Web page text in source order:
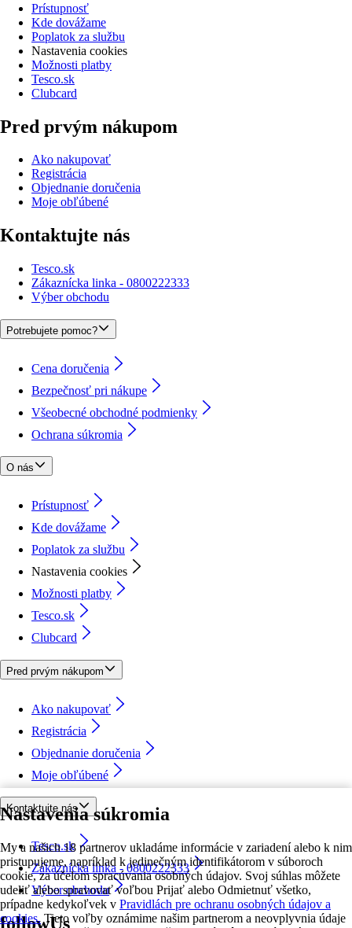
Nastavenia súkromia
My a našich 18 partnerov ukladáme informácie v zariadení alebo k nim
pristupujeme, napríklad k jedinečným identifikátorom v súboroch
cookie, za účelom spracúvania osobných údajov. Svoj súhlas môžete
udeliť alebo spravovať voľbou Prijať alebo Odmietnuť všetko,
prípadne kedykoľvek v Pravidlách pre ochranu osobných údajov a
cookies. Tieto voľby oznámime našim partnerom a neovplyvnia údaje
Prístupnosť
Kde dovážame
Poplatok za službu
Nastavenia cookies
Možnosti platby
Tesco.sk
Clubcard
Pred prvým nákupom
Ako nakupovať
Registrácia
Objednanie doručenia
Moje obľúbené
Kontaktujte nás
Tesco.sk
Zákaznícka linka - 0800222333
Výber obchodu
Potrebujete pomoc?
Cena doručenia
Bezpečnosť pri nákupe
Všeobecné obchodné podmienky
Ochrana súkromia
O nás
Prístupnosť
Kde dovážame
Poplatok za službu
Nastavenia cookies
Možnosti platby
Tesco.sk
Clubcard
Pred prvým nákupom
Ako nakupovať
Registrácia
Objednanie doručenia
Moje obľúbené
Kontaktujte nás
Tesco.sk
Zákaznícka linka - 0800222333
Výber obchodu
followUs